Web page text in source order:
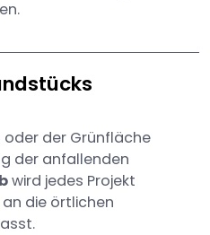
oder der Grünfläche
der anfallenden
wird jedes Projekt
die örtlichen